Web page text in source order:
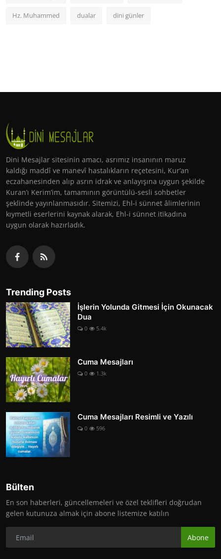
Hz. Muhammed dualar dini günler
Dini Mesajlar sitesinin amacı, asrımız insanının maruz
kaldığı maddî ve manevî hastalıkların reçetesini, Kur’an
eczahanesinden alıp asrın idrak ve anlayışına uygun şekilde
Kuran’ı Kerim’im, tamamının görüntülü-sesli sohbetler
şeklinde yayınlanmasıdır. Sitemizi, Ehl-i sünnet âlimlerinin
kıymetli eserlerini kaynak alarak, Ehl-i sünnet itikadına
uygun olarak hazırladık.
Trending Posts
İşlerin Yolunda Gitmesi İçin Okunacak
Dua
0 5.4k
Cuma Mesajları
0 1.3k
Cuma Mesajları Resimli ve Yazılı
0 596
Bülten
En son haberleri, güncellemeleri ve özel teklifleri doğrudan
gelen kutunuza almak için abone listemize katılın
Abone